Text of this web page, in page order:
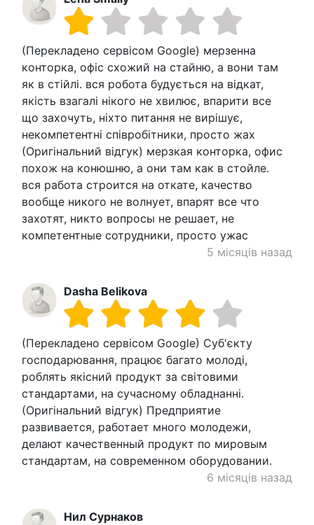
(Перекладено сервісом Google) мерзенна
конторка, офіс схожий на стайню, а вони там
як в стійлі. вся робота будується на відкат,
якість взагалі нікого не хвилює, впарити все
що захочуть, ніхто питання не вирішує,
некомпетентні співробітники, просто жах
(Оригінальний відгук) мерзкая конторка, офис
похож на конюшню, а они там как в стойле.
вся работа строится на откате, качество
вообще никого не волнует, впарят все что
захотят, никто вопросы не решает, не
компетентные сотрудники, просто ужас
5 місяців назад
Dasha Belikova
(Перекладено сервісом Google) Суб'єкту
господарювання, працює багато молоді,
роблять якісний продукт за світовими
стандартами, на сучасному обладнанні.
(Оригінальний відгук) Предприятие
развивается, работает много молодежи,
делают качественный продукт по мировым
стандартам, на современном оборудовании.
6 місяців назад
Нил Сурнаков